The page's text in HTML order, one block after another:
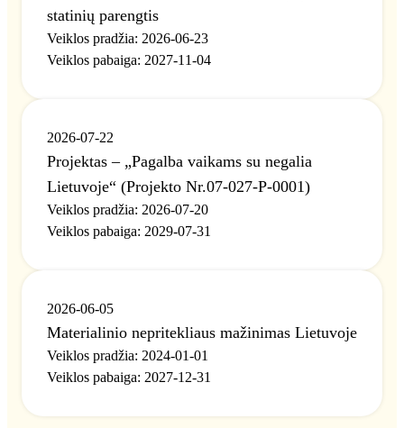
Ūkis ir teritorijų planavimas
statinių parengtis
Veiklos pradžia: 2026-06-23
Veiklos pabaiga: 2027-11-04
2026-07-22
Projektas – „Pagalba vaikams su negalia
Lietuvoje“ (Projekto Nr.07-027-P-0001)
Veiklos pradžia: 2026-07-20
Veiklos pabaiga: 2029-07-31
2026-06-05
Materialinio nepritekliaus mažinimas Lietuvoje
Veiklos pradžia: 2024-01-01
Veiklos pabaiga: 2027-12-31